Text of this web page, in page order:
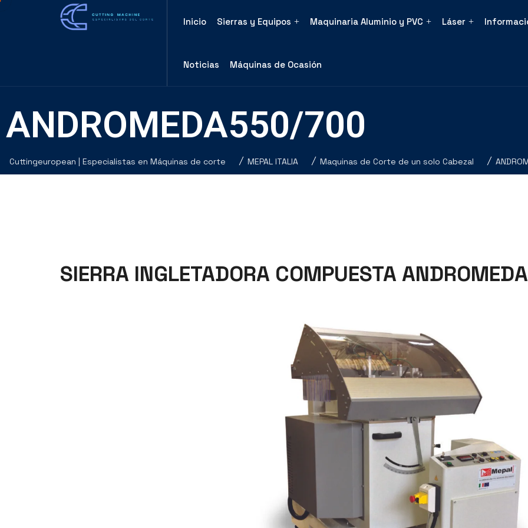
Inicio Sierras y Equipos Maquinaria Aluminio y PVC Láser
Noticias Máquinas de Ocasión
ANDROMEDA550/700
Cuttingeuropean | Especialistas en Máquinas de corte MEPAL ITALIA Maquinas de Corte de un solo Cabezal
SIERRA INGLETADORA COMPUESTA